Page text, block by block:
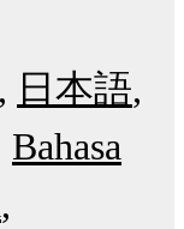
日本語
Bahasa